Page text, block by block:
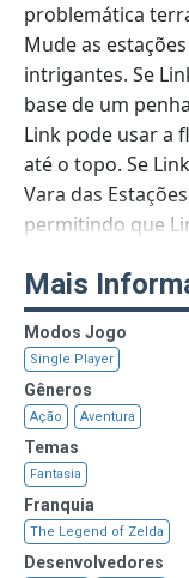
problemática
Mude as
intrigantes. Se
base de um
Link pode usar a
até o topo. Se
Vara das
permitindo que
Legend of Zelda:
Zelda: Oracle of
jogabilidade
Quando jogados
uma aventura
jogo é
apresentam um
acesso a
acessar de outra
Mais
Modos Jogo
Single Player
Gêneros
Ação Aventura
Temas
Fantasia
Franquia
The Legend of Zelda
Desenvolvedores